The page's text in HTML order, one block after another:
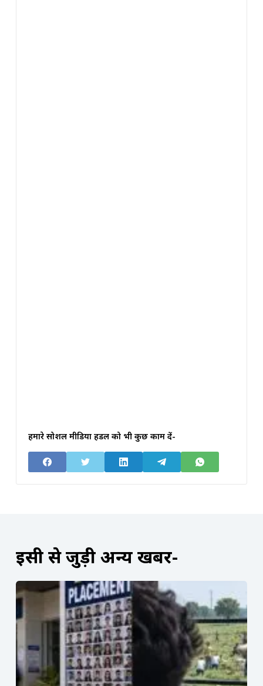
हमारे सोशल मीडिया हैंडल को भी कुछ काम दें-
इसी से जुड़ी अन्य खबरें-